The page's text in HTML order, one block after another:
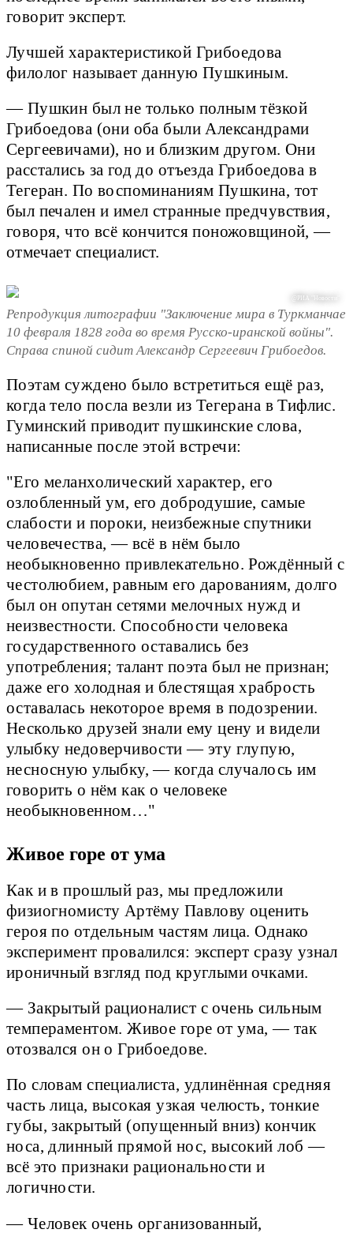
говорит эксперт.
Лучшей характеристикой Грибоедова
филолог называет данную Пушкиным.
— Пушкин был не только полным тёзкой
Грибоедова (они оба были Александрами
Сергеевичами), но и близким другом. Они
расстались за год до отъезда Грибоедова в
Тегеран. По воспоминаниям Пушкина, тот
был печален и имел странные предчувствия,
говоря, что всё кончится поножовщиной, —
отмечает специалист.
@РИА "Новости"
Репродукция литографии "Заключение мира в Туркманчае
10 февраля 1828 года во время Русско-иранской войны".
Справа спиной сидит Александр Сергеевич Грибоедов.
Поэтам суждено было встретиться ещё раз,
когда тело посла везли из Тегерана в Тифлис.
Гуминский приводит пушкинские слова,
написанные после этой встречи:
"Его меланхолический характер, его
озлобленный ум, его добродушие, самые
слабости и пороки, неизбежные спутники
человечества, — всё в нём было
необыкновенно привлекательно. Рождённый с
честолюбием, равным его дарованиям, долго
был он опутан сетями мелочных нужд и
неизвестности. Способности человека
государственного оставались без
употребления; талант поэта был не признан;
даже его холодная и блестящая храбрость
оставалась некоторое время в подозрении.
Несколько друзей знали ему цену и видели
улыбку недоверчивости — эту глупую,
несносную улыбку, — когда случалось им
говорить о нём как о человеке
необыкновенном…"
Живое горе от ума
Как и в прошлый раз, мы предложили
физиогномисту Артёму Павлову оценить
героя по отдельным частям лица. Однако
эксперимент провалился: эксперт сразу узнал
ироничный взгляд под круглыми очками.
— Закрытый рационалист с очень сильным
темпераментом. Живое горе от ума, — так
отозвался он о Грибоедове.
По словам специалиста, удлинённая средняя
часть лица, высокая узкая челюсть, тонкие
губы, закрытый (опущенный вниз) кончик
носа, длинный прямой нос, высокий лоб —
всё это признаки рациональности и
логичности.
— Человек очень организованный,